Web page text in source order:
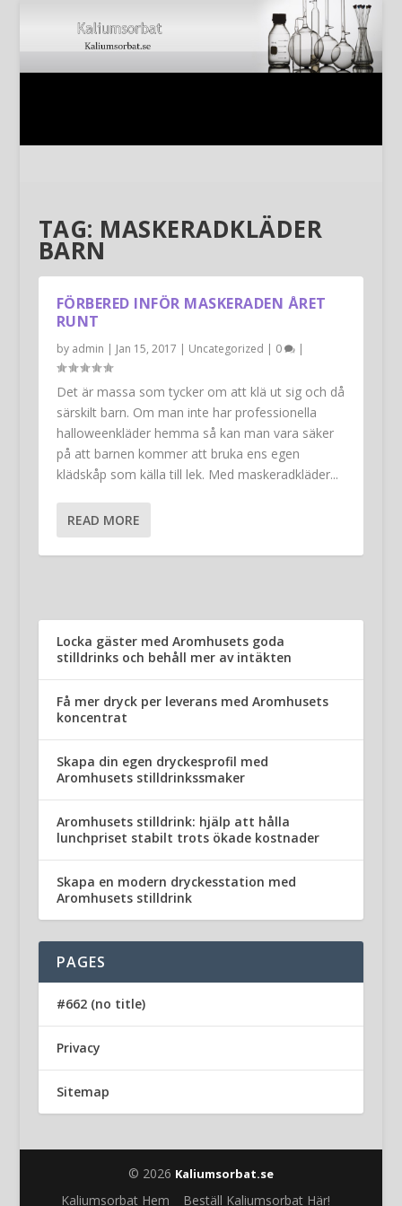
TAG: MASKERADKLÄDER
BARN
FÖRBERED INFÖR MASKERADEN ÅRET
RUNT
by admin | Jan 15, 2017 | Uncategorized | 0 |
Det är massa som tycker om att klä ut sig och då
särskilt barn. Om man inte har professionella
halloweenkläder hemma så kan man vara säker
på att barnen kommer att bruka ens egen
klädskåp som källa till lek. Med maskeradkläder...
READ MORE
Locka gäster med Aromhusets goda
stilldrinks och behåll mer av intäkten
Få mer dryck per leverans med Aromhusets
koncentrat
Skapa din egen dryckesprofil med
Aromhusets stilldrinkssmaker
Aromhusets stilldrink: hjälp att hålla
lunchpriset stabilt trots ökade kostnader
Skapa en modern dryckesstation med
Aromhusets stilldrink
PAGES
#662 (no title)
Privacy
Sitemap
© 2026 Kaliumsorbat.se
Kaliumsorbat Hem Beställ Kaliumsorbat Här!